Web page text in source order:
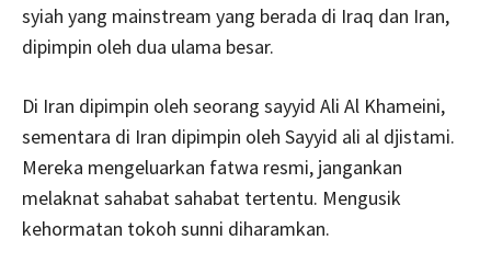
syiah yang mainstream yang berada di Iraq dan Iran,
dipimpin oleh dua ulama besar.
Di Iran dipimpin oleh seorang sayyid Ali Al Khameini,
sementara di Iran dipimpin oleh Sayyid ali al djistami.
Mereka mengeluarkan fatwa resmi, jangankan
melaknat sahabat sahabat tertentu. Mengusik
kehormatan tokoh sunni diharamkan.